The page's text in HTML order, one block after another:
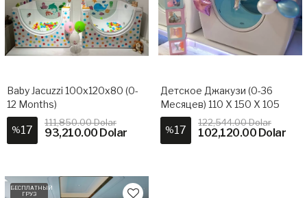
Baby Jacuzzi 100x120x80 (0-
12 Months)
%17
111,850.00 Dolar
93,210.00 Dolar
Детское Джакузи (0-36
Месяцев) 110 Х 150 Х 105
%17
122,544.00 Dolar
102,120.00 Dolar
БЕСПЛАТНЫЙ
ГРУЗ